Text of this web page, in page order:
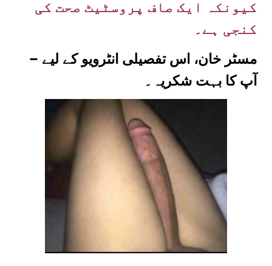
کیونکہ ایک صاف پروسٹیٹ صحت کی
کنجی ہے۔
– مسٹر خان، اس تفصیلی انٹرویو کے لیے
آپ کا بہت شکریہ۔